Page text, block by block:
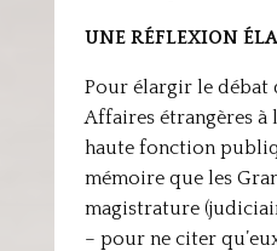
UNE RÉFLEXION
Pour élargir le débat
Affaires étrangères à
haute fonction
mémoire que les
magistrature
– pour ne citer